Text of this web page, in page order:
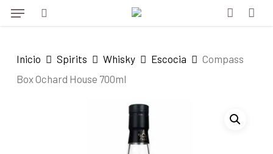
Skip
content
Menu
Inicio Spirits Whisky Escocia
Compass
Box Ochard House 700ml